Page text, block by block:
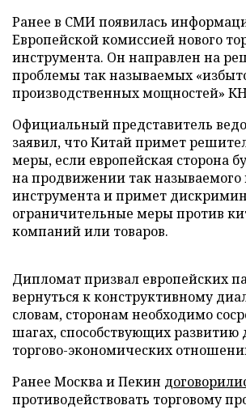
Ранее в СМИ появилась
Европейской комиссией нового
инструмента. Он направлен на
проблемы так называемых
производственных мощностей»
Официальный представитель
заявил, что Китай примет
меры, если европейская сторона
на продвижении так называемого
инструмента и примет
ограничительные меры против
компаний или товаров.
Дипломат призвал европейских
вернуться к конструктивному
словам, сторонам необходимо
шагах, способствующих развитию
торгово-экономических
Ранее Москва и Пекин
противодействовать торговому